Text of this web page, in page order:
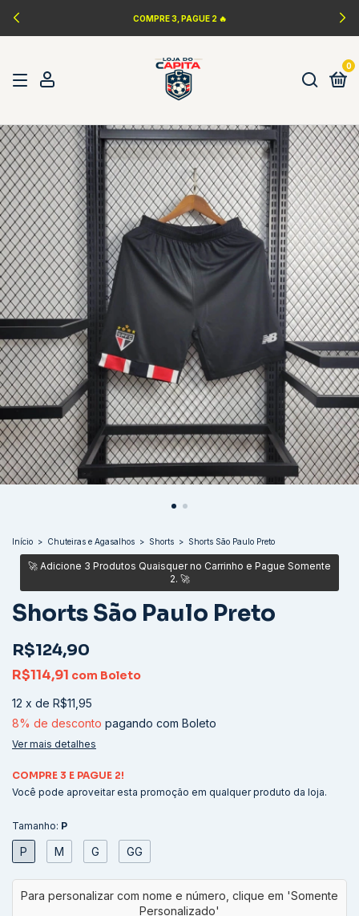
COMPRE 3, PAGUE 2 🔥
0
Início > Chuteiras e Agasalhos > Shorts > Shorts São Paulo Preto
Shorts São Paulo Preto
R$124,90
R$114,91 com Boleto
12 x de R$11,95
8% de desconto pagando com Boleto
Ver mais detalhes
COMPRE 3 E PAGUE 2!
Você pode aproveitar esta promoção em qualquer produto da loja.
Tamanho: P
P M G GG